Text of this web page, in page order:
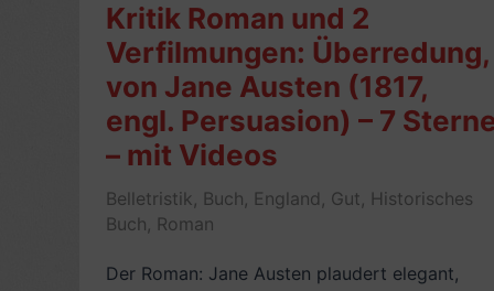
Kritik Roman und 2
Verfilmungen: Überredung,
von Jane Austen (1817,
engl. Persuasion) – 7
– mit Videos
Belletristik, Buch, England , Gut, Historisches
Buch, Roman
Der Roman: Jane Austen plaudert elegant,